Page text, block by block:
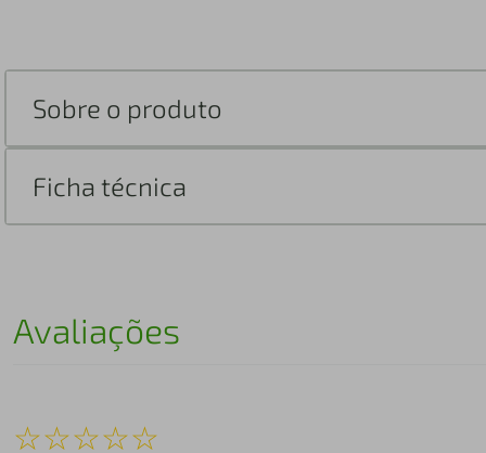
Sobre o produto
Ficha técnica
Avaliações
☆☆☆☆☆